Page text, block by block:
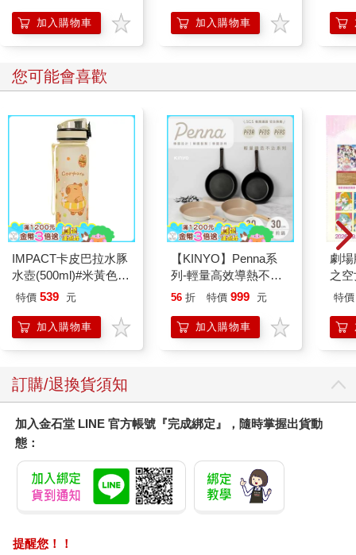
加入購物車 加入購物車
您可能會喜歡
IMPACT卡皮巴拉水豚
水壺(500ml)#米黃色
IM00B18YL
特價 539 元
加入購物車
【KINYO】Penna系
列-輕量高效導熱不沾
平煎鍋30cm
56 折 特價 999 元
加入購物車
劇
之
樂
組
特價
訂購/退換貨須知
加入金石堂 LINE 官方帳號『完成綁定』，隨時掌握出貨動
態：
提醒您！！